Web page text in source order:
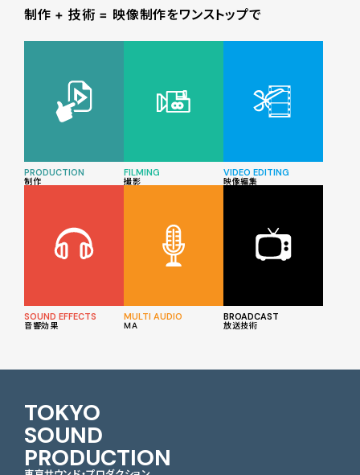
制作 + 技術 = 映像制作をワンストップで
PRODUCTION
制作
FILMING
撮影
VIDEO EDITING
映像編集
SOUND EFFECTS
音響効果
MULTI AUDIO
MA
BROADCAST
放送技術
TOKYO
SOUND
PRODUCTION